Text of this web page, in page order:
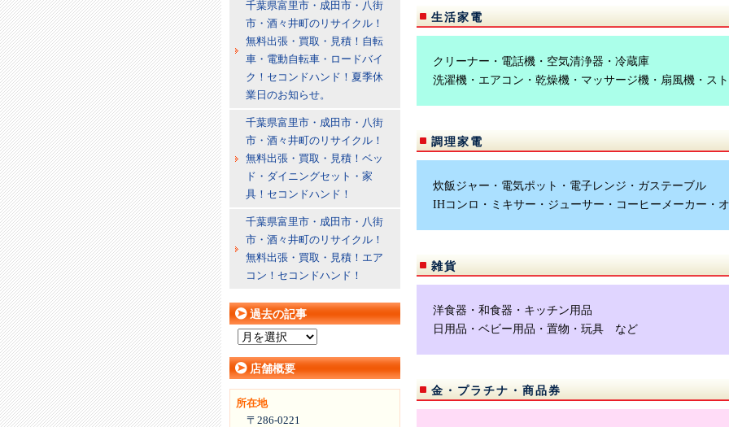
生活家電
クリーナー・電話機・空気清浄器・冷蔵庫
洗濯機・エアコン・乾燥機・マッサージ機・扇風機・ス
調理家電
炊飯ジャー・電気ポット・電子レンジ・ガステーブル
IHコンロ・ミキサー・ジューサー・コーヒーメーカー・
雑貨
洋食器・和食器・キッチン用品
日用品・ベビー用品・置物・玩具 など
金・プラチナ・商品券
千葉県富里市・成田市・八街
市・酒々井町のリサイクル！
無料出張・買取・見積！自転
車・電動自転車・ロードバイ
ク！セコンドハンド！夏季休
業日のお知らせ。
千葉県富里市・成田市・八街
市・酒々井町のリサイクル！
無料出張・買取・見積！ベッ
ド・ダイニングセット・家
具！セコンドハンド！
千葉県富里市・成田市・八街
市・酒々井町のリサイクル！
無料出張・買取・見積！エア
コン！セコンドハンド！
過去の記事
の
記
事
店舗概要
所在地
〒286-0221